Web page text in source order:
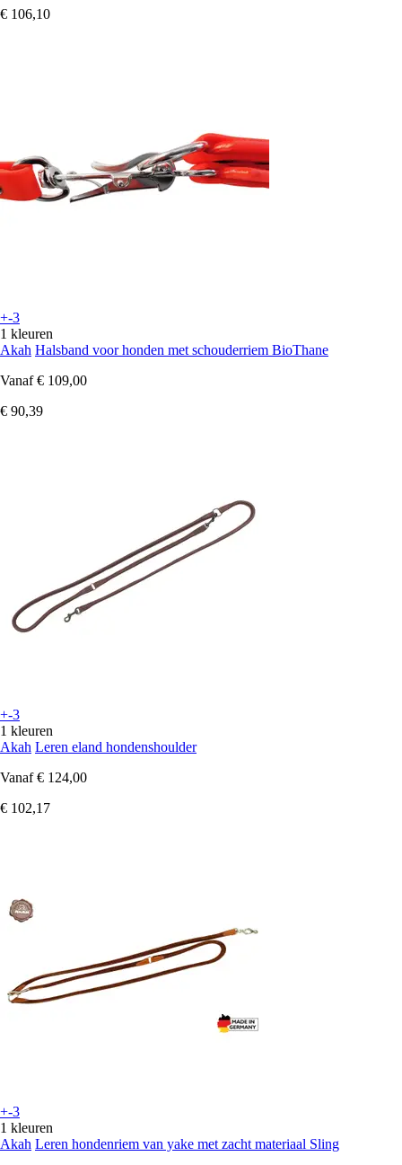
€ 106,10
+-3
1 kleuren
Akah Halsband voor honden met schouderriem BioThane
Vanaf € 109,00
€ 90,39
+-3
1 kleuren
Akah Leren eland hondenshoulder
Vanaf € 124,00
€ 102,17
+-3
1 kleuren
Akah Leren hondenriem van yake met zacht materiaal Sling